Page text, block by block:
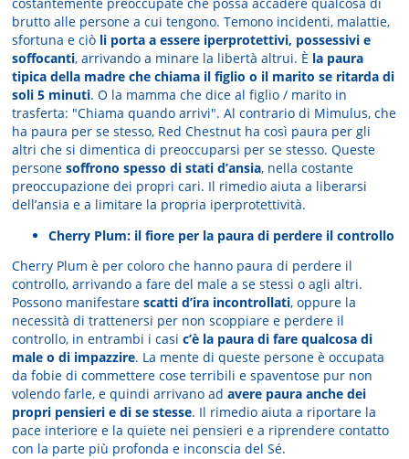
brutto alle persone a cui tengono. Temono incidenti, malattie,
sfortuna e ciò li porta a essere iperprotettivi, possessivi e
soffocanti, arrivando a minare la libertà altrui. È la paura
tipica della madre che chiama il figlio o il marito se ritarda di
soli 5 minuti. O la mamma che dice al figlio / marito in
trasferta: "Chiama quando arrivi". Al contrario di Mimulus, che
ha paura per se stesso, Red Chestnut ha così paura per gli
altri che si dimentica di preoccuparsi per se stesso. Queste
personesoffrono spesso di stati d’ansia, nella costante
preoccupazione dei propri cari. Il rimedio aiuta a liberarsi
dell’ansia e a limitare la propria iperprotettività.
Cherry Plum: il fiore per la paura di perdere il controllo
Cherry Plum è per coloro che hanno paura di perdere il
controllo, arrivando a fare del male a se stessi o agli altri.
Possono manifestarescatti d’ira incontrollati, oppure la
necessità di trattenersi per non scoppiare e perdere il
controllo, in entrambi i casic’è la paura di fare qualcosa di
male o di impazzire. La mente di queste persone è occupata
da fobie di commettere cose terribili e spaventose pur non
volendo farle, e quindi arrivano adavere paura anche dei
propri pensieri e di se stesse. Il rimedio aiuta a riportare la
pace interiore e la quiete nei pensieri e a riprendere contatto
con la parte più profonda e inconscia del Sé.